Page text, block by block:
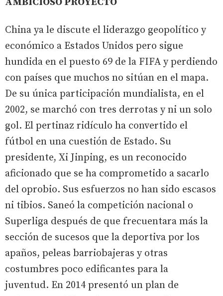
China ya le discute el liderazgo geopolítico y
económico a Estados Unidos pero sigue
hundida en el puesto 69 de la FIFA y perdiendo
con países que muchos no sitúan en el mapa.
De su única participación mundialista, en el
2002, se marchó con tres derrotas y ni un solo
gol. El pertinaz ridículo ha convertido el
fútbol en una cuestión de Estado. Su
presidente, Xi Jinping, es un reconocido
aficionado que se ha comprometido a sacarlo
del oprobio. Sus esfuerzos no han sido escasos
ni tibios. Saneó la competición nacional o
Superliga después de que frecuentara más la
sección de sucesos que la deportiva por los
apaños, peleas barriobajeras y otras
costumbres poco edificantes para la
juventud. En 2014 presentó un plan de